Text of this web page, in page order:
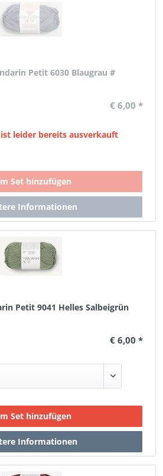
Petit 6030 Blaugrau #
€ 6,00 *
leider bereits ausverkauft
Petit 9041 Helles Salbeigrün
€ 6,00 *